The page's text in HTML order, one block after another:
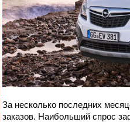
За несколько последних
заказов. Наибольший спрос